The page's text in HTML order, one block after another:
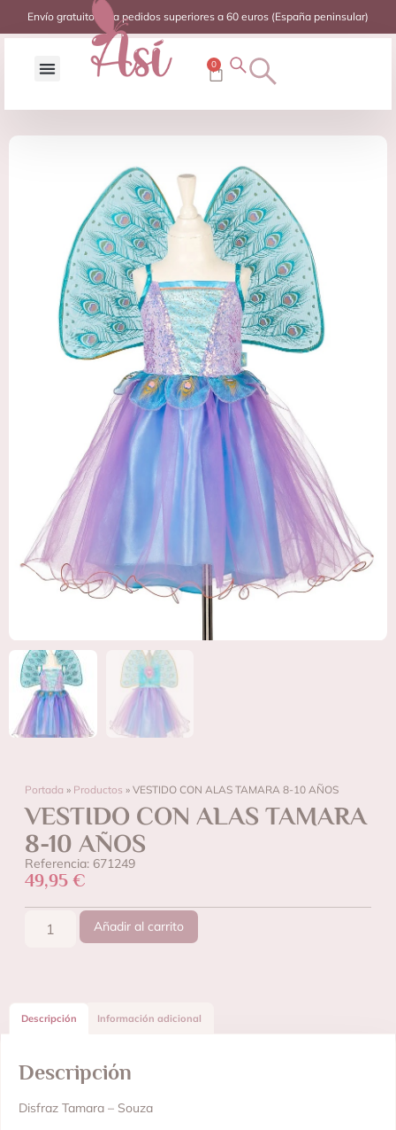
Envío gratuito para pedidos superiores a 60 euros (España peninsular)
0
Portada » Productos » VESTIDO CON ALAS TAMARA 8-10 AÑOS
VESTIDO CON ALAS TAMARA
8-10 AÑOS
Referencia: 671249
49,95 €
Añadir al carrito
Descripción Información adicional
Descripción
Disfraz Tamara – Souza